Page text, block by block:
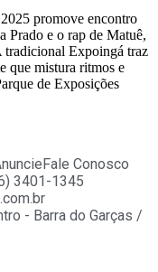
promove encontro
Prado e o rap de Matuê,
tradicional Expoingá traz
que mistura ritmos e
de Exposições
Fale Conosco
3401-1345
- Barra do Garças /